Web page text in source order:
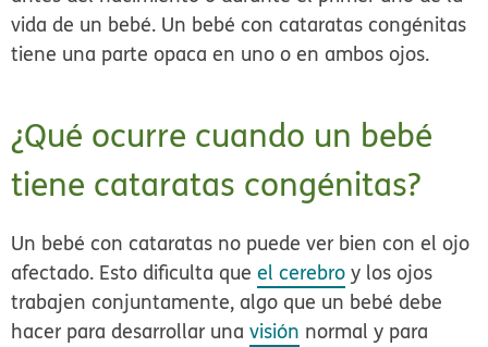
vida de un bebé. Un bebé con cataratas congénitas
tiene una parte opaca en uno o en ambos ojos.
¿Qué ocurre cuando un bebé
tiene cataratas congénitas?
Un bebé con cataratas no puede ver bien con el ojo
afectado. Esto dificulta queel cerebro y los ojos
trabajen conjuntamente, algo que un bebé debe
hacer para desarrollar unavisión normal y para